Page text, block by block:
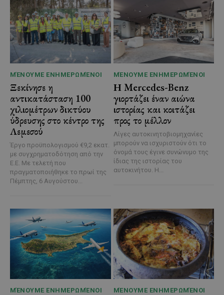
ΜΈΝΟΥΜΕ ΕΝΗΜΕΡΩΜΈΝΟΙ
Ξεκίνησε η
αντικατάσταση 100
χιλιομέτρων δικτύου
ύδρευσης στο κέντρο της
Λεμεσού
Έργο προϋπολογισμού €9,2 εκατ.
με συγχρηματοδότηση από την
Ε.Ε. Με τελετή που
πραγματοποιήθηκε το πρωί της
Πέμπτης, 6 Αυγούστου...
ΜΈΝΟΥΜΕ ΕΝΗΜΕΡΩΜΈΝΟΙ
Η Mercedes-Benz
γιορτάζει έναν αιώνα
ιστορίας και κοιτάζει
προς το μέλλον
Λίγες αυτοκινητοβιομηχανίες
μπορούν να ισχυριστούν ότι το
όνομά τους έγινε συνώνυμο της
ίδιας της ιστορίας του
αυτοκινήτου. Η...
ΜΈΝΟΥΜΕ ΕΝΗΜΕΡΩΜΈΝΟΙ ΜΈΝΟΥΜΕ ΕΝΗΜΕΡΩΜΈΝΟΙ